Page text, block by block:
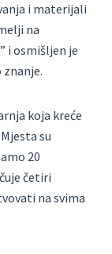
i materijali
na
i osmišljen je
koja kreće
su
20
četiri
na svima